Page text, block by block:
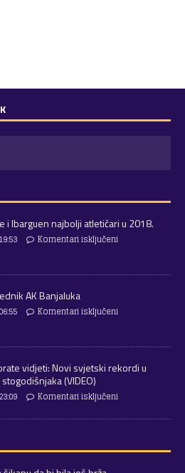
i Ibarguen najbolji atletičari u 2018.
Komentari isključeni
AK Banjaluka
Komentari isključeni
vidjeti: Novi svjetski rekordi u
(VIDEO)
Komentari isključeni